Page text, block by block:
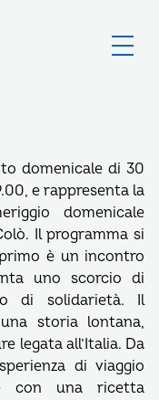
domenicale di 30
e rappresenta la
domenicale
Il programma si
è un incontro
uno scorcio di
di solidarietà. Il
storia lontana,
legata all’Italia. Da
di viaggio
con una ricetta